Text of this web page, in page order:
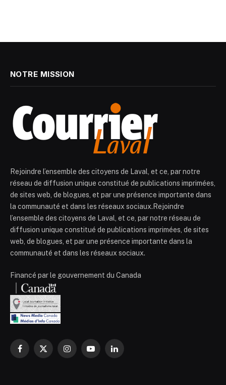
NOTRE MISSION
Rejoindre l’ensemble des citoyens de Laval, et ce, par notre
réseau de diffusion unique constitué de publications imprimées,
de sites web, de blogues, et par une présence importante dans
la communauté et dans les réseaux sociaux.Rejoindre
l’ensemble des citoyens de Laval, et ce, par notre réseau de
diffusion unique constitué de publications imprimées, de sites
web, de blogues, et par une présence importante dans la
communauté et dans les réseaux sociaux.
Financé par le gouvernement du Canada
Facebook
X
InstagramYouTubeLinkedIn